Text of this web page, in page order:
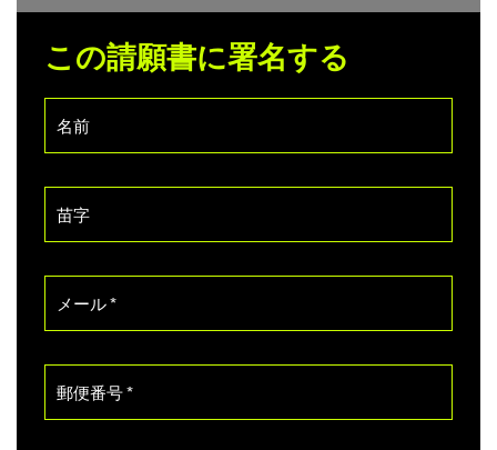
この請願書に署名する